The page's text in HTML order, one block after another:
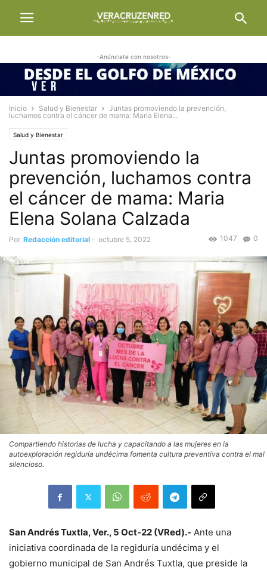
-Anúnciate con nosotros-
Inicio Salud y Bienestar
Juntas promoviendo la prevención,
luchamos contra el cáncer de mama: Maria Elena...
Salud y Bienestar
Juntas promoviendo la
prevención, luchamos contra
el cáncer de mama: Maria
Elena Solana Calzada
Por Redacción editorial - octubre 5, 2022 0
1047
Compartiendo historias de lucha y capacitando a las mujeres en la
autoexploración regiduría undécima fomenta cultura preventiva contra el mal
silencioso.
San Andrés Tuxtla, Ver., 5 Oct-22 (VRed).- Ante una
iniciativa coordinada de la regiduría undécima y el
gobierno municipal de San Andrés Tuxtla, que preside la